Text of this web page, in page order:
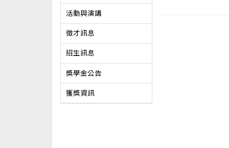
活動與演講
徵才訊息
招生訊息
獎學金公告
獲獎資訊